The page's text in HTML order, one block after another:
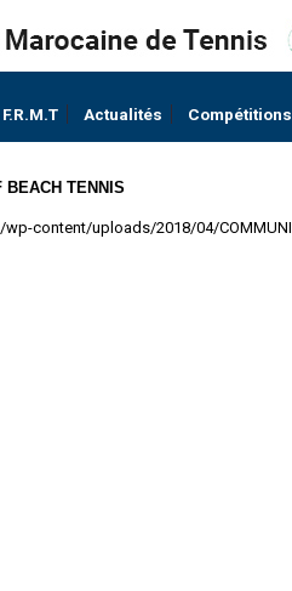
F.R.M.T Actualités Compétitions
BEACH TENNIS
content/uploads/2018/04/